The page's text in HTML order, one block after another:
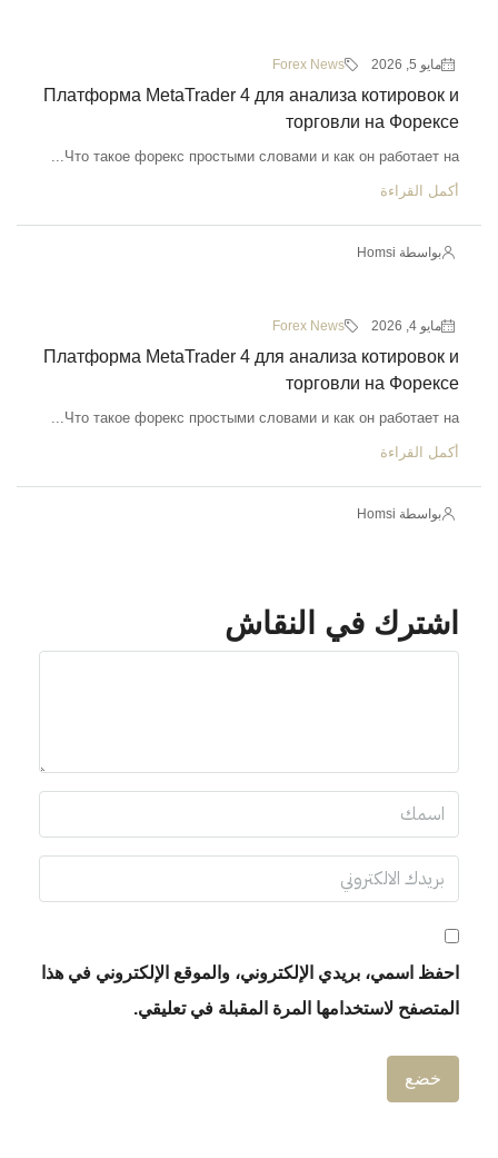
مايو 5, 2026 Forex News
Платформа MetaTrader 4 для анализа котировок и
торговли на Форексе
Что такое форекс простыми словами и как он работает на...
أكمل القراءة
بواسطة Homsi
مايو 4, 2026 Forex News
Платформа MetaTrader 4 для анализа котировок и
торговли на Форексе
Что такое форекс простыми словами и как он работает на...
أكمل القراءة
بواسطة Homsi
اشترك في النقاش
احفظ اسمي، بريدي الإلكتروني، والموقع الإلكتروني في هذا
المتصفح لاستخدامها المرة المقبلة في تعليقي.